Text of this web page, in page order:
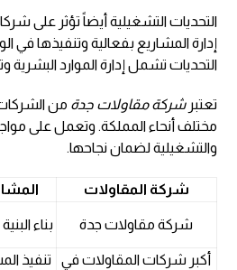
التحديات التشغيلية أيضاً تؤثر على
إدارة المشاريع بفعالية وتنفيذها
التحديات تشمل إدارة الموارد
تعتبرشركة مقاولات جدة من الشركات
مختلف أنحاء المملكة. وتعمل على
والتشغيلية لضمان نجاحها.
شركة المقاولات
شركة مقاولات جدة بناء
أكبر شركات المقاولات في
تنفيذ